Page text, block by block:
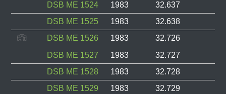
DSB ME 1524
1983 32.637
DSB ME 1525
1983 32.638
DSB ME 1526
1983 32.726
DSB ME 1527
1983 32.727
DSB ME 1528
1983 32.728
DSB ME 1529
1983 32.729